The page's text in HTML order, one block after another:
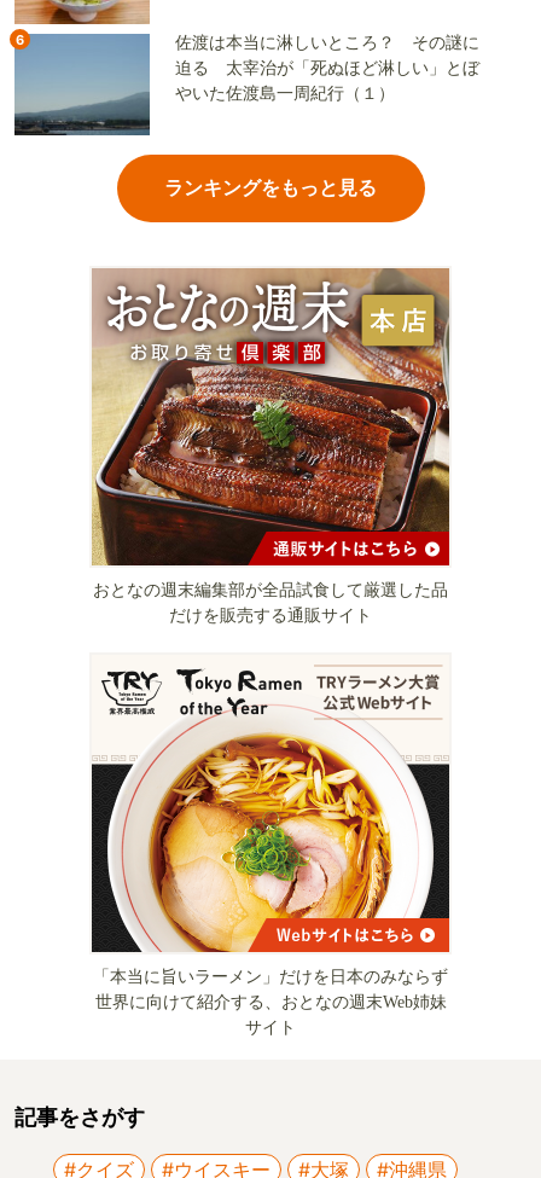
6
佐渡は本当に淋しいところ？ その謎に
迫る 太宰治が「死ぬほど淋しい」とぼ
やいた佐渡島一周紀行（１）
ランキングをもっと見る
おとなの週末編集部が全品試食して厳選した品
だけを販売する通販サイト
「本当に旨いラーメン」だけを日本のみならず
世界に向けて紹介する、おとなの週末Web姉妹
サイト
記事をさがす
#クイズ #ウイスキー #大塚 #沖縄県